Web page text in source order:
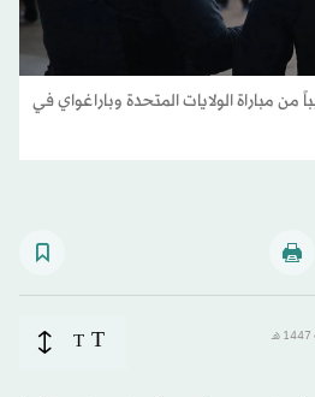
من مباراة الولايات المتحدة وباراغواي في
T
T